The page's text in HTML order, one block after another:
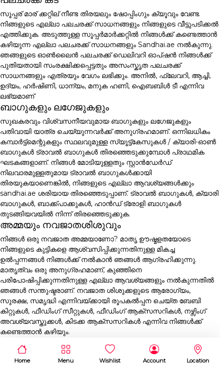
സൂപ്പര് മാര് ക്കറ്റില് നീണ്ട തിരയലും ഷോപ്പിംഗും ക്യൂവും വേണ്ട.
നിങ്ങളുടെ എല്ലാ പലചരക്ക് സാധനങ്ങളും നിങ്ങളുടെ വീട്ടുപടിക്കൽ
എത്തിക്കുക. അടുത്തുള്ള സൂപ്പർമാർക്കറ്റിൽ നിങ്ങൾക്ക് കണ്ടെത്താൻ
കഴിയുന്ന എല്ലാ പലചരക്ക് സാധനങ്ങളും Sandhai.ae നൽകുന്നു.
ഞങ്ങളുടെ ഓൺലൈൻ പലചരക്ക് ഡെലിവറി ഓപ്ഷൻ നിങ്ങൾക്ക്
പുതിയതായി സംരക്ഷിക്കപ്പെട്ടതും അസംസ്കൃത പലചരക്ക്
സാധനങ്ങളും എത്രയും വേഗം ലഭിക്കും. അനിൽ, ഫ്ലേവറി, ആച്ചി,
ഉദ്യം, ഹർഷിണി, ധാന്യം, മനുക ഹണി, ഐബബിൾ ടീ എന്നിവ
ലഭ്യമാണ്
ബാഗുകളും ലഗേജുകളും
സുഖകരവും വിശ്വസനീയവുമായ ബാഗുകളും ലഗേജുകളും
പതിവായി യാത്ര ചെയ്യുന്നവർക്ക് അനുഗ്രഹമാണ്. ഒന്നിലധികം
കമ്പാർട്ട്മെന്റുകളും സ്ഥലവുമുള്ള സ്യൂട്ട്കേസുകൾ / ക്യാരി-ഓൺ
ബാഗുകൾ ട്രാവൽ ബാഗുകൾ തിരഞ്ഞെടുക്കുമ്പോൾ പ്രാഥമിക
ഘടകങ്ങളാണ്. നിങ്ങൾ മോടിയുള്ളതും സ്റ്റാൻഡേർഡ്
നിലവാരമുള്ളതുമായ ട്രാവൽ ബാഗുകൾക്കായി
തിരയുകയാണെങ്കിൽ, നിങ്ങളുടെ എല്ലാ ആവശ്യങ്ങൾക്കും
sandhai.ae ശരിയായ തിരഞ്ഞെടുപ്പാണ്. ട്രാവൽ ബാഗുകൾ, ക്യാരി
ബാഗുകൾ, ബാക്ക്പാക്കുകൾ, ഹാൻഡ് ട്രോളി ബാഗുകൾ
തുടങ്ങിയവയിൽ നിന്ന് തിരഞ്ഞെടുക്കുക.
അമ്മയും നവജാതശിശുവും
നിങ്ങൾ ഒരു നവജാത അമ്മയാണോ? മാതൃ ഊഷ്മളതയോടെ
നിങ്ങളുടെ കുട്ടികളെ ആശ്വസിപ്പിക്കുന്നതിനുള്ള മികച്ച
ഉൽപ്പന്നങ്ങൾ നിങ്ങൾക്ക് നൽകാൻ ഞങ്ങൾ ആഗ്രഹിക്കുന്നു.
മാതൃത്വം ഒരു അനുഗ്രഹമാണ്, കുഞ്ഞിനെ
പരിപോഷിപ്പിക്കുന്നതിനുള്ള എല്ലാ ആവശ്യങ്ങളും നൽകുന്നതിൽ
ഞങ്ങൾ സന്തുഷ്ടരാണ്. നവജാത ശിശുക്കളുടെ ആരോഗ്യം,
സുരക്ഷ, സമൃദ്ധി എന്നിവയ്ക്കായി രൂപകൽപ്പന ചെയ്ത ബേബി
കിറ്റുകൾ, ഫീഡിംഗ് സീറ്റുകൾ, ഫീഡിംഗ് ആക്സസറികൾ, നഴ്സിംഗ്
അവശ്യവസ്തുക്കൾ, കിടക്ക ആക്സസറികൾ എന്നിവ നിങ്ങൾക്ക്
കണ്ടെത്താൻ കഴിയും.
Home Menu Wishlist Account Location